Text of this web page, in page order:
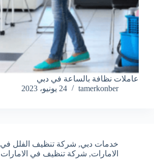
عاملات نظافة بالساعة في دبي
tamerkonber
24 يونيو، 2023
خدمات دبي, شركة تنظيف الفلل في
الامارات, شركة تنظيف في الامارات